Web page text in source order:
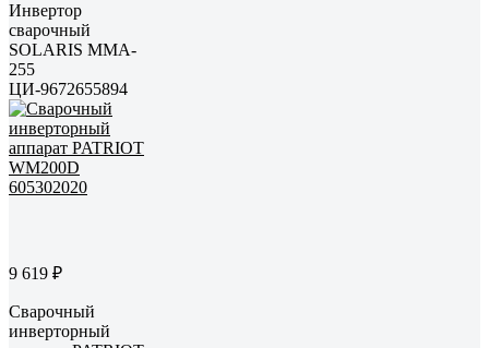
Инвертор
сварочный
SOLARIS MMA-
255
ЦИ-9672655894
9 619 ₽
Сварочный
инверторный